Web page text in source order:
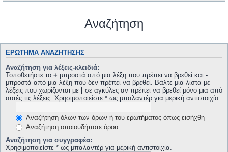
Αναζήτηση
ΕΡΏΤΗΜΑ ΑΝΑΖΉΤΗΣΗΣ
Αναζήτηση για λέξεις-κλειδιά:
Τοποθετήστε το + μπροστά από μια λέξη που πρέπει να βρεθεί και -
μπροστά από μια λέξη που δεν πρέπει να βρεθεί. Βάλτε μια λίστα με
λέξεις που χωρίζονται με | σε αγκύλες αν πρέπει να βρεθεί μόνο μια από
αυτές τις λέξεις. Χρησιμοποιείστε * ως μπαλαντέρ για μερική αντιστοιχία.
Αναζήτηση όλων των όρων ή του ερωτήματος όπως εισήχθη
Αναζήτηση οποιουδήποτε όρου
Αναζήτηση για συγγραφέα:
Χρησιμοποιείστε * ως μπαλαντέρ για μερική αντιστοιχία.